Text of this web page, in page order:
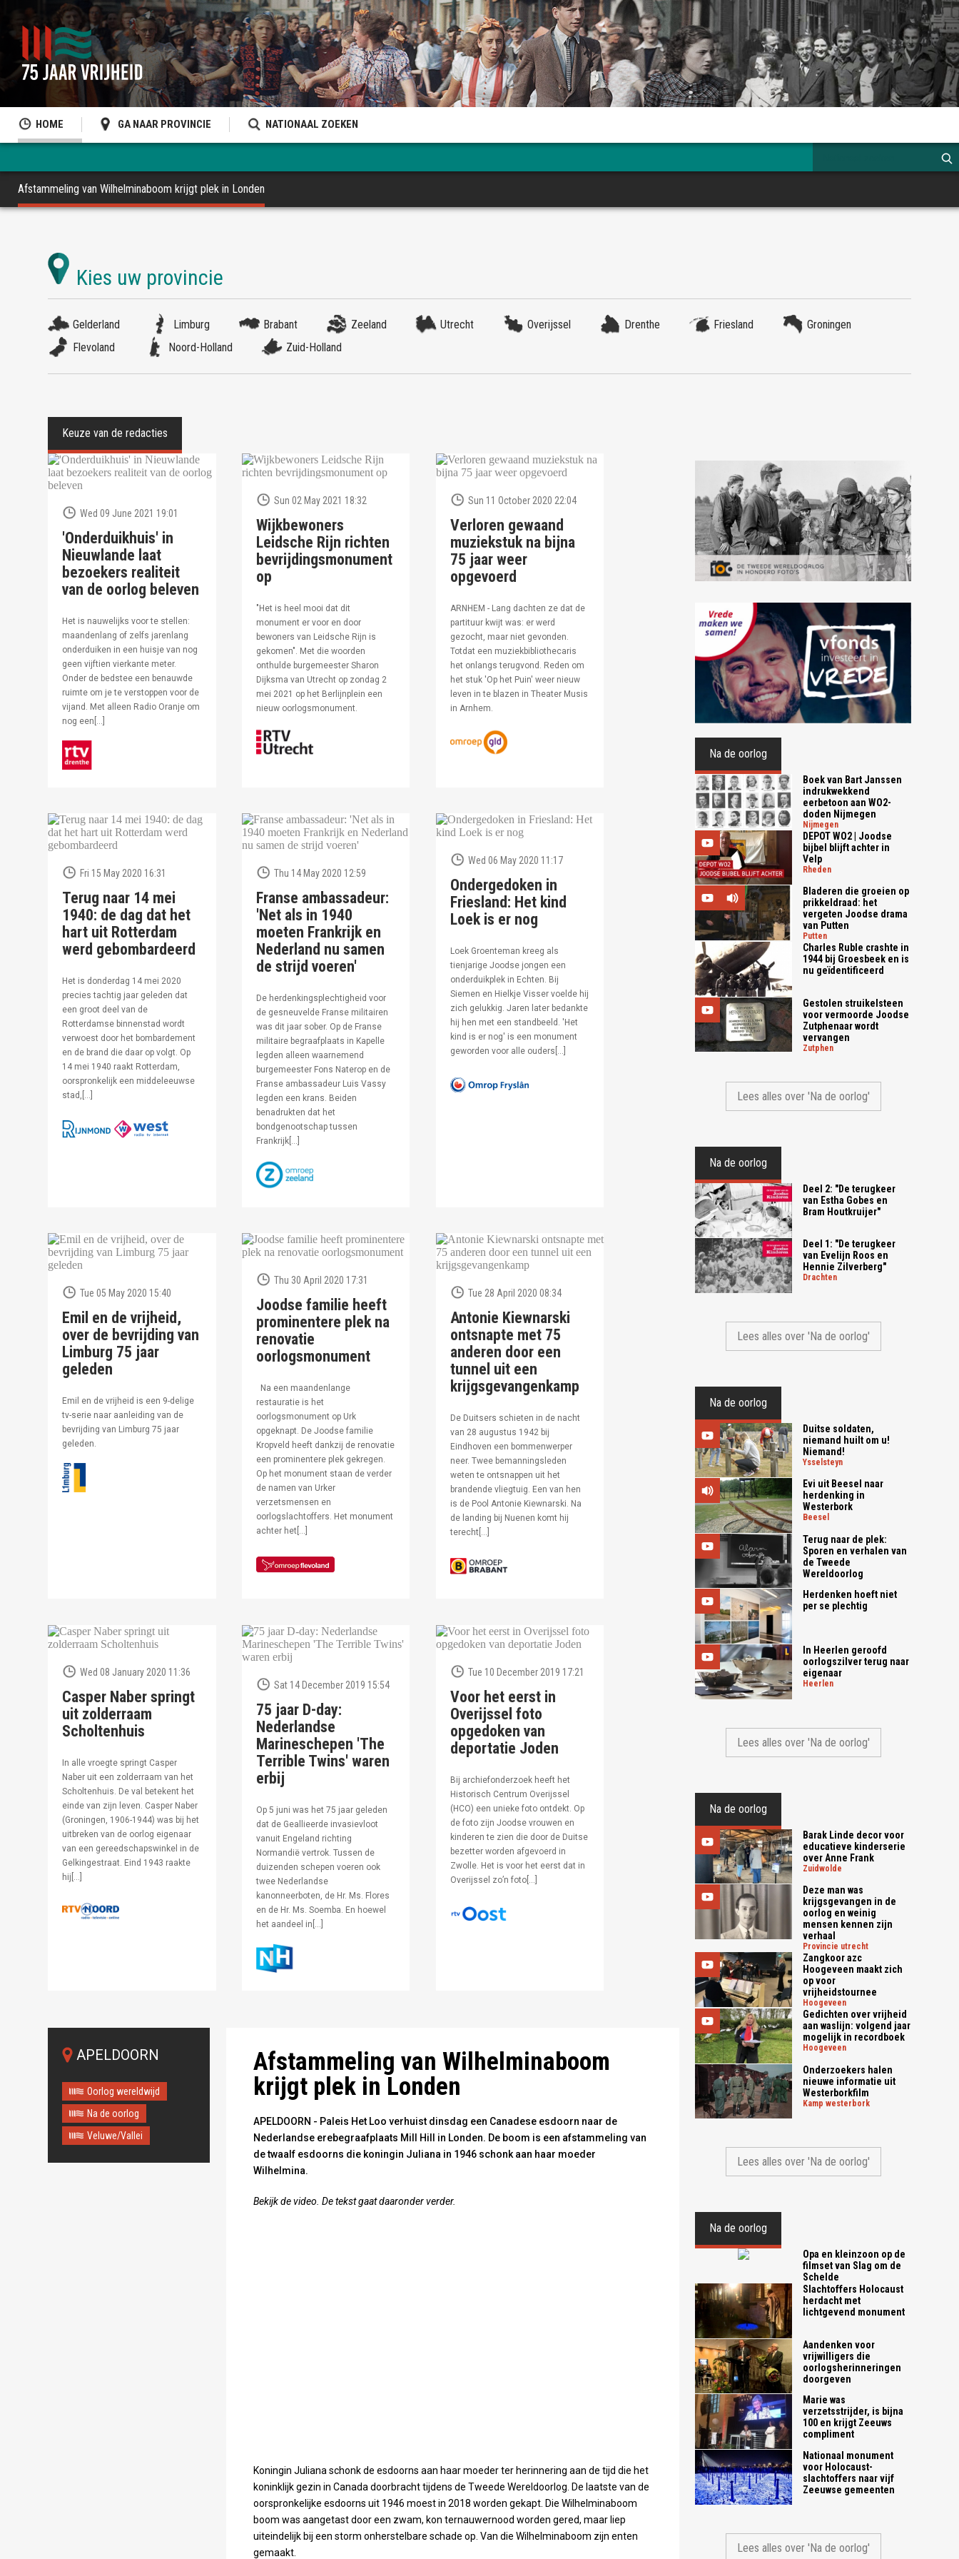
HOME GA NAAR PROVINCIE NATIONAAL ZOEKEN
Afstammeling van Wilhelminaboom krijgt plek in Londen
Gelderland Limburg Brabant Zeeland Utrecht Overijssel Drenthe Friesland
Groningen
Flevoland
Noord-Holland Zuid-Holland
Wed 09 June 2021 19:01
'Onderduikhuis' in
Nieuwlande laat
bezoekers realiteit
van de oorlog beleven
Het is nauwelijks voor te stellen:
maandenlang of zelfs jarenlang
onderduiken in een huisje van nog
geen vijftien vierkante meter.
Onder de bedstee een benauwde
ruimte om je te verstoppen voor de
vijand. Met alleen Radio Oranje om
nog een[…]
Sun 02 May 2021 18:32
Wijkbewoners
Leidsche Rijn richten
bevrijdingsmonument
op
"Het is heel mooi dat dit
monument er voor en door
bewoners van Leidsche Rijn is
gekomen". Met die woorden
onthulde burgemeester Sharon
Dijksma van Utrecht op zondag 2
mei 2021 op het Berlijnplein een
nieuw oorlogsmonument.
Sun 11 October 2020 22:04
Verloren gewaand
muziekstuk na bijna
75 jaar weer
opgevoerd
ARNHEM - Lang dachten ze dat de
partituur kwijt was: er werd
gezocht, maar niet gevonden.
Totdat een muziekbibliothecaris
het onlangs terugvond. Reden om
het stuk 'Op het Puin' weer nieuw
leven in te blazen in Theater Musis
in Arnhem.
Fri 15 May 2020 16:31
Terug naar 14 mei
1940: de dag dat het
hart uit Rotterdam
werd gebombardeerd
Het is donderdag 14 mei 2020
precies tachtig jaar geleden dat
een groot deel van de
Rotterdamse binnenstad wordt
verwoest door het bombardement
en de brand die daar op volgt. Op
14 mei 1940 raakt Rotterdam,
oorspronkelijk een middeleeuwse
stad,[…]
Thu 14 May 2020 12:59
Franse ambassadeur:
'Net als in 1940
moeten Frankrijk en
Nederland nu samen
de strijd voeren'
De herdenkingsplechtigheid voor
de gesneuvelde Franse militairen
was dit jaar sober. Op de Franse
militaire begraafplaats in Kapelle
legden alleen waarnemend
burgemeester Fons Naterop en de
Franse ambassadeur Luis Vassy
legden een krans. Beiden
benadrukten dat het
bondgenootschap tussen
Frankrijk[…]
Wed 06 May 2020 11:17
Ondergedoken in
Friesland: Het kind
Loek is er nog
Loek Groenteman kreeg als
tienjarige Joodse jongen een
onderduikplek in Echten. Bij
Siemen en Hielkje Visser voelde hij
zich gelukkig. Jaren later bedankte
hij hen met een standbeeld. 'Het
kind is er nog' is een monument
geworden voor alle ouders[…]
Tue 05 May 2020 15:40
Emil en de vrijheid,
over de bevrijding van
Limburg 75 jaar
geleden
Emil en de vrijheid is een 9-delige
tv-serie naar aanleiding van de
bevrijding van Limburg 75 jaar
geleden.
Thu 30 April 2020 17:31
Joodse familie heeft
prominentere plek na
renovatie
oorlogsmonument
Na een maandenlange
restauratie is het
oorlogsmonument op Urk
opgeknapt. De Joodse familie
Kropveld heeft dankzij de renovatie
een prominentere plek gekregen.
Op het monument staan de verder
de namen van Urker
verzetsmensen en
oorlogslachtoffers. Het monument
achter het[…]
Tue 28 April 2020 08:34
Antonie Kiewnarski
ontsnapte met 75
anderen door een
tunnel uit een
krijgsgevangenkamp
De Duitsers schieten in de nacht
van 28 augustus 1942 bij
Eindhoven een bommenwerper
neer. Twee bemanningsleden
weten te ontsnappen uit het
brandende vliegtuig. Een van hen
is de Pool Antonie Kiewnarski. Na
de landing bij Nuenen komt hij
terecht[…]
Wed 08 January 2020 11:36
Casper Naber springt
uit zolderraam
Scholtenhuis
In alle vroegte springt Casper
Naber uit een zolderraam van het
Scholtenhuis. De val betekent het
einde van zijn leven. Casper Naber
(Groningen, 1906-1944) was bij het
uitbreken van de oorlog eigenaar
van een gereedschapswinkel in de
Gelkingestraat. Eind 1943 raakte
hij[…]
Sat 14 December 2019 15:54
75 jaar D-day:
Nederlandse
Marineschepen 'The
Terrible Twins' waren
erbij
Op 5 juni was het 75 jaar geleden
dat de Geallieerde invasievloot
vanuit Engeland richting
Normandië vertrok. Tussen de
duizenden schepen voeren ook
twee Nederlandse
kanonneerboten, de Hr. Ms. Flores
en de Hr. Ms. Soemba. En hoewel
het aandeel in[…]
Tue 10 December 2019 17:21
Voor het eerst in
Overijssel foto
opgedoken van
deportatie Joden
Bij archiefonderzoek heeft het
Historisch Centrum Overijssel
(HCO) een unieke foto ontdekt. Op
de foto zijn Joodse vrouwen en
kinderen te zien die door de Duitse
bezetter worden afgevoerd in
Zwolle. Het is voor het eerst dat in
Overijssel zo’n foto[…]
APELDOORN
Oorlog wereldwijd
Na de oorlog
Veluwe/Vallei
Afstammeling van Wilhelminaboom
krijgt plek in Londen
APELDOORN - Paleis Het Loo verhuist dinsdag een Canadese esdoorn naar de
Nederlandse erebegraafplaats Mill Hill in Londen. De boom is een afstammeling van
de twaalf esdoorns die koningin Juliana in 1946 schonk aan haar moeder
Wilhelmina.
Bekijk de video. De tekst gaat daaronder verder.
Koningin Juliana schonk de esdoorns aan haar moeder ter herinnering aan de tijd die het
koninklijk gezin in Canada doorbracht tijdens de Tweede Wereldoorlog. De laatste van de
oorspronkelijke esdoorns uit 1946 moest in 2018 worden gekapt. Die Wilhelminaboom
boom was aangetast door een zwam, kon ternauwernood worden gered, maar liep
uiteindelijk bij een storm onherstelbare schade op. Van die Wilhelminaboom zijn enten
gemaakt.
Na de oorlog
Boek van Bart Janssen
indrukwekkend
eerbetoon aan WO2-
doden Nijmegen
nijmegen
DEPOT WO2 | Joodse
bijbel blijft achter in
Velp
rheden
Bladeren die groeien op
prikkeldraad: het
vergeten Joodse drama
van Putten
putten
Charles Ruble crashte in
1944 bij Groesbeek en is
nu geïdentificeerd
Gestolen struikelsteen
voor vermoorde Joodse
Zutphenaar wordt
vervangen
zutphen
Lees alles over 'Na de oorlog'
Na de oorlog
Deel 2: "De terugkeer
van Estha Gobes en
Bram Houtkruijer"
Deel 1: "De terugkeer
van Evelijn Roos en
Hennie Zilverberg"
drachten
Lees alles over 'Na de oorlog'
Na de oorlog
Duitse soldaten,
niemand huilt om u!
Niemand!
ysselsteyn
Evi uit Beesel naar
herdenking in
Westerbork
beesel
Terug naar de plek:
Sporen en verhalen van
de Tweede
Wereldoorlog
Herdenken hoeft niet
per se plechtig
In Heerlen geroofd
oorlogszilver terug naar
eigenaar
heerlen
Lees alles over 'Na de oorlog'
Na de oorlog
Barak Linde decor voor
educatieve kinderserie
over Anne Frank
zuidwolde
Deze man was
krijgsgevangen in de
oorlog en weinig
mensen kennen zijn
verhaal
provincie utrecht
Zangkoor azc
Hoogeveen maakt zich
op voor
vrijheidstournee
hoogeveen
Gedichten over vrijheid
aan waslijn: volgend jaar
mogelijk in recordboek
hoogeveen
Onderzoekers halen
nieuwe informatie uit
Westerborkfilm
kamp westerbork
Lees alles over 'Na de oorlog'
Na de oorlog
Opa en kleinzoon op de
filmset van Slag om de
Schelde
Slachtoffers Holocaust
herdacht met
lichtgevend monument
Aandenken voor
vrijwilligers die
oorlogsherinneringen
doorgeven
Marie was
verzetsstrijder, is bijna
100 en krijgt Zeeuws
compliment
Nationaal monument
voor Holocaust-
slachtoffers naar vijf
Zeeuwse gemeenten
Lees alles over 'Na de oorlog'